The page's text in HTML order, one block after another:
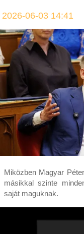
2026-06-03 14:41
Miközben Magyar
másikkal szinte
saját maguknak.